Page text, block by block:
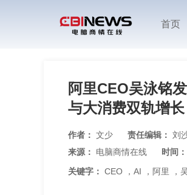
首页
阿里CEO吴泳铭
与大消费双轨增长
作者： 文少 责任编辑： 刘
来源： 电脑商情在线 时间：
关键字： CEO ， AI ， 阿里 ，